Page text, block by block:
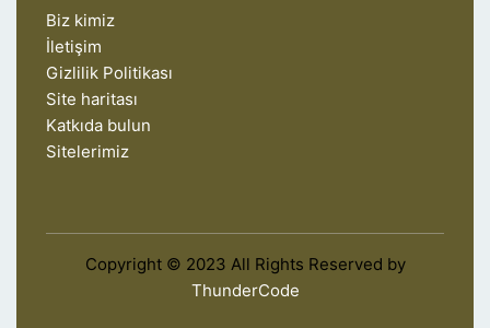
Biz kimiz
İletişim
Gizlilik Politikası
Site haritası
Katkıda bulun
Sitelerimiz
Copyright © 2023 All Rights Reserved by
ThunderCode